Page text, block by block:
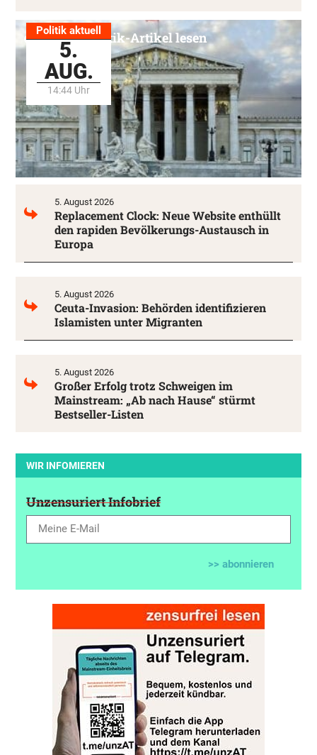
Politik aktuell
5.
AUG.
14:44 Uhr
Alle Politik-Artikel lesen
5. August 2026
Replacement Clock: Neue Website enthüllt
den rapiden Bevölkerungs-Austausch in
Europa
5. August 2026
Ceuta-Invasion: Behörden identifizieren
Islamisten unter Migranten
5. August 2026
Großer Erfolg trotz Schweigen im
Mainstream: „Ab nach Hause“ stürmt
Bestseller-Listen
WIR INFOMIEREN
Unzensuriert Infobrief
>> abonnieren